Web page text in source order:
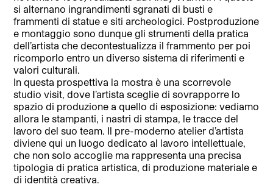
si alternano ingrandimenti sgranati di busti e
frammenti di statue e siti archeologici. Postproduzione
e montaggio sono dunque gli strumenti della pratica
dell’artista che decontestualizza il frammento per poi
ricomporlo entro un diverso sistema di riferimenti e
valori culturali.
In questa prospettiva la mostra è una scorrevole
studio visit, dove l’artista sceglie di sovrapporre lo
spazio di produzione a quello di esposizione: vediamo
allora le stampanti, i nastri di stampa, le tracce del
lavoro del suo team. Il pre-moderno atelier d’artista
diviene qui un luogo dedicato al lavoro intellettuale,
che non solo accoglie ma rappresenta una precisa
tipologia di pratica artistica, di produzione materiale e
di identità creativa.